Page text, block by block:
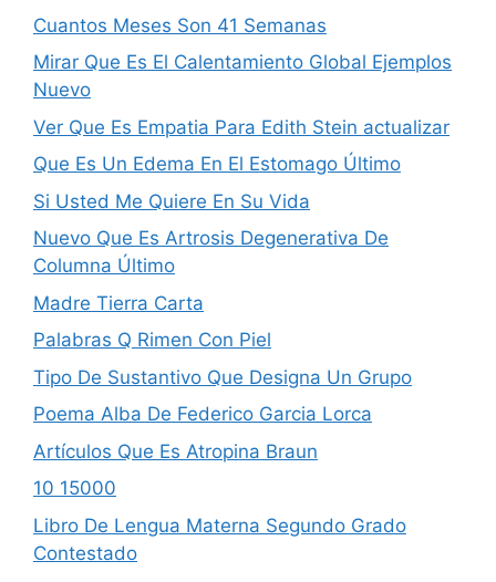
Cuantos Meses Son 41 Semanas
Mirar Que Es El Calentamiento Global Ejemplos
Nuevo
Ver Que Es Empatia Para Edith Stein actualizar
Que Es Un Edema En El Estomago Último
Si Usted Me Quiere En Su Vida
Nuevo Que Es Artrosis Degenerativa De
Columna Último
Madre Tierra Carta
Palabras Q Rimen Con Piel
Tipo De Sustantivo Que Designa Un Grupo
Poema Alba De Federico Garcia Lorca
Artículos Que Es Atropina Braun
10 15000
Libro De Lengua Materna Segundo Grado
Contestado